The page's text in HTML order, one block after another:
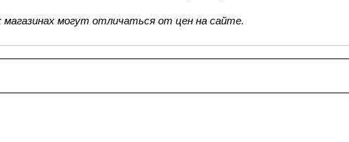
магазинах могут отличаться от цен на сайте.